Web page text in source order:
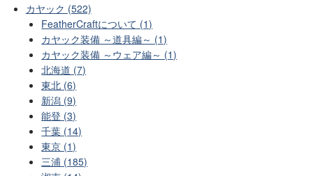
カヤック (522)
FeatherCraftについて (1)
カヤック装備 ～道具編～ (1)
カヤック装備 ～ウェア編～ (1)
北海道 (7)
東北 (6)
新潟 (9)
能登 (3)
千葉 (14)
東京 (1)
三浦 (185)